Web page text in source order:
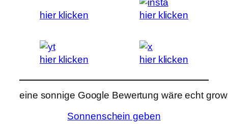
hier klicken hier klicken
hier klicken hier klicken
eine sonnige Google Bewertung wäre echt
Sonnenschein geben